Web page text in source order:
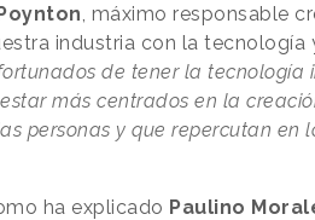
, máximo responsable
industria con la
de tener la tecnología
más centrados en la
personas y que repercutan en
ha explicado Paulino